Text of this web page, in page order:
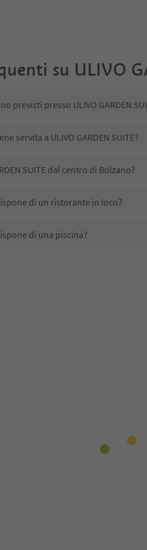
su ULIVO
previsti presso ULIVO GARDEN
servita a ULIVO GARDEN SUITE?
SUITE dal centro di Bolzano?
di un ristorante in loco?
di una piscina?
animali domestici?
disponibili presso ULIVO GARDEN
SUITE ricevono l'Alto Adige Guest